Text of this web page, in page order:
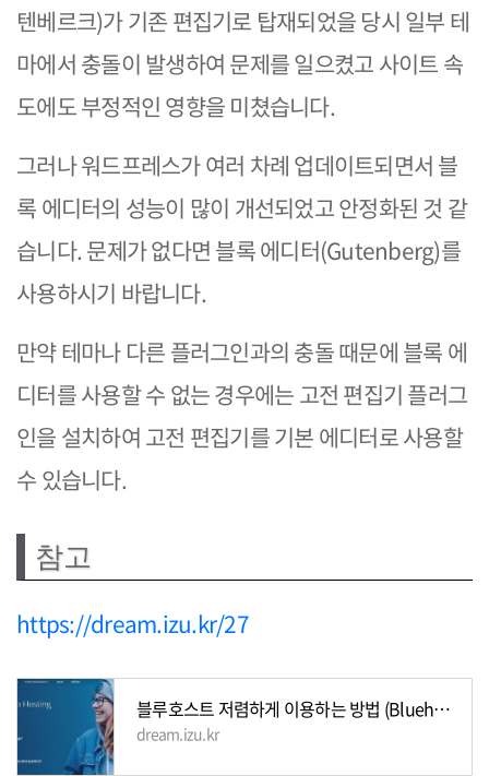
텐베르크)가 기존 편집기로 탑재되었을 당시 일부 테
마에서 충돌이 발생하여 문제를 일으켰고 사이트 속
도에도 부정적인 영향을 미쳤습니다.
그러나 워드프레스가 여러 차례 업데이트되면서 블
록 에디터의 성능이 많이 개선되었고 안정화된 것 같
습니다. 문제가 없다면 블록 에디터(Gutenberg)를
사용하시기 바랍니다.
만약 테마나 다른 플러그인과의 충돌 때문에 블록 에
디터를 사용할 수 없는 경우에는 고전 편집기 플러그
인을 설치하여 고전 편집기를 기본 에디터로 사용할
수 있습니다.
참고
https://dream.izu.kr/27
블루호스트 저렴하게 이용하는 방법 (Bluehost)
dream.izu.kr